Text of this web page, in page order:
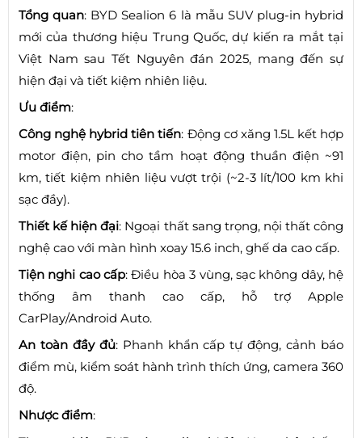
Tổng quan: BYD Sealion 6 là mẫu SUV plug-in hybrid
mới của thương hiệu Trung Quốc, dự kiến ra mắt tại
Việt Nam sau Tết Nguyên đán 2025, mang đến sự
hiện đại và tiết kiệm nhiên liệu.
Ưu điểm:
Công nghệ hybrid tiên tiến: Động cơ xăng 1.5L kết hợp
motor điện, pin cho tầm hoạt động thuần điện ~91
km, tiết kiệm nhiên liệu vượt trội (~2-3 lít/100 km khi
sạc đầy).
Thiết kế hiện đại: Ngoại thất sang trọng, nội thất công
nghệ cao với màn hình xoay 15.6 inch, ghế da cao cấp.
Tiện nghi cao cấp: Điều hòa 3 vùng, sạc không dây, hệ
thống âm thanh cao cấp, hỗ trợ Apple
CarPlay/Android Auto.
An toàn đầy đủ: Phanh khẩn cấp tự động, cảnh báo
điểm mù, kiểm soát hành trình thích ứng, camera 360
độ.
Nhược điểm: